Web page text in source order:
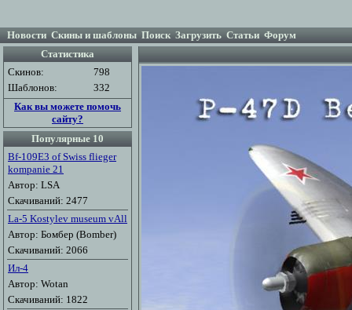
Новости Скины и шаблоны Поиск Загрузить Статьи Форум
Статистика
Скинов:
798
Шаблонов:
332
Как вы можете помочь
сайту?
Популярные 10
Bf-109E3 of Swiss flieger
kompanie 21
Автор: LSA
Скачиваний: 2477
La-5 Kostylev museum vAll
Автор: Бомбер (Bomber)
Скачиваний: 2066
Ил-4
Автор: Wotan
Скачиваний: 1822